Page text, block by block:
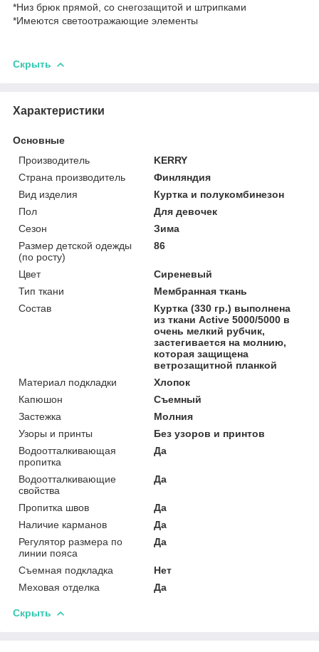
*Низ брюк прямой, со снегозащитой и штрипками
*Имеются светоотражающие элементы
Скрыть
Характеристики
Основные
Производитель
KERRY
Страна производитель
Финляндия
Вид изделия
Куртка и полукомбинезон
Пол
Для девочек
Сезон
Зима
Размер детской одежды
(по росту)
86
Цвет
Сиреневый
Тип ткани
Мембранная ткань
Состав
Куртка (330 гр.) выполнена
из ткани Active 5000/5000 в
очень мелкий рубчик,
застегивается на молнию,
которая защищена
ветрозащитной планкой
Материал подкладки
Хлопок
Капюшон
Съемный
Застежка
Молния
Узоры и принты
Без узоров и принтов
Водоотталкивающая
пропитка
Да
Водоотталкивающие
свойства
Да
Пропитка швов
Да
Наличие карманов
Да
Регулятор размера по
линии пояса
Да
Съемная подкладка
Нет
Меховая отделка
Да
Скрыть